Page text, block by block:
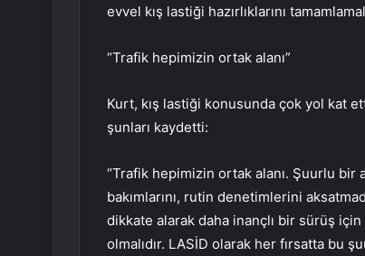
evvel kış lastiği hazırlıklarını
“Trafik hepimizin ortak alanı”
Kurt, kış lastiği konusunda çok yol kat
şunları kaydetti:
“Trafik hepimizin ortak alanı. Şuurlu bir
bakımlarını, rutin denetimlerini
dikkate alarak daha inançlı bir sürüş
olmalıdır. LASİD olarak her fırsatta bu